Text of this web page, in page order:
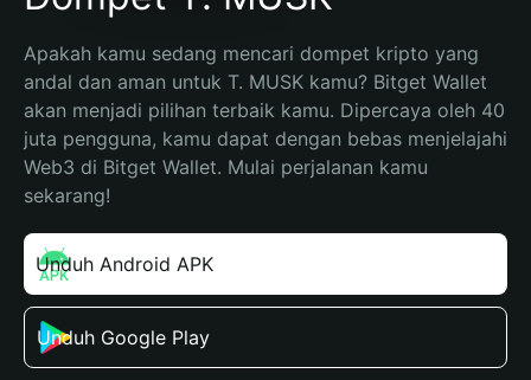
Apakah kamu sedang mencari dompet kripto yang
andal dan aman untuk T. MUSK kamu? Bitget Wallet
akan menjadi pilihan terbaik kamu. Dipercaya oleh 40
juta pengguna, kamu dapat dengan bebas menjelajahi
Web3 di Bitget Wallet. Mulai perjalanan kamu
sekarang!
Unduh Android APK
Unduh Google Play